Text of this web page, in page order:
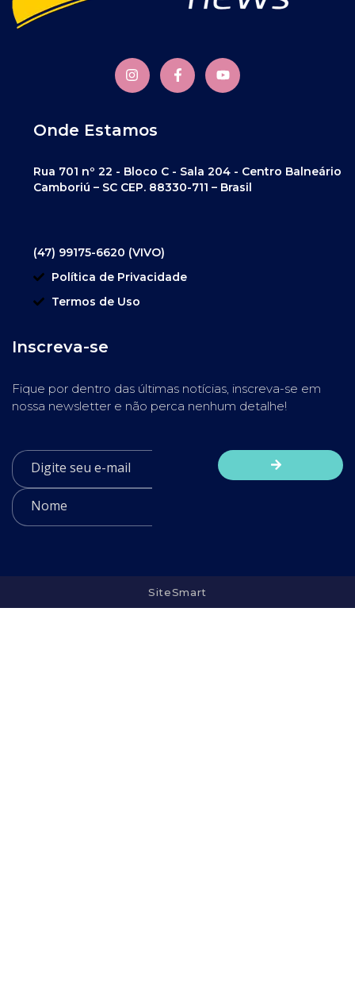
Onde Estamos
Rua 701 nº 22 - Bloco C - Sala 204 - Centro Balneário
Camboriú – SC CEP. 88330-711 – Brasil
(47) 99175-6620 (VIVO)
Política de Privacidade
Termos de Uso
Inscreva-se
Fique por dentro das últimas notícias, inscreva-se em
nossa newsletter e não perca nenhum detalhe!
SiteSmart